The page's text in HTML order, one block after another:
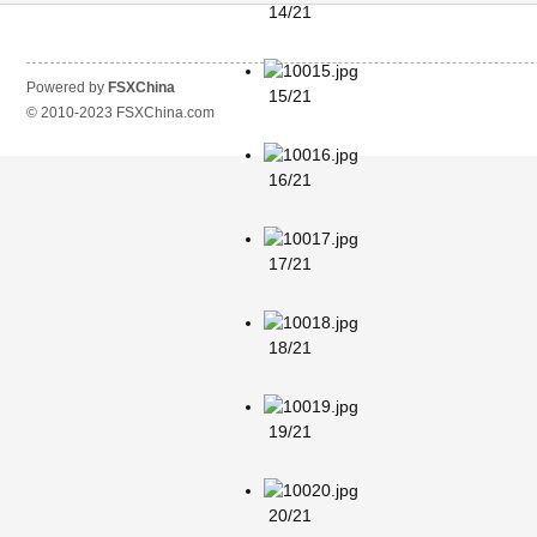
14/21
15/21
16/21
17/21
18/21
19/21
20/21
Powered by FSXChina
© 2010-2023 FSXChina.com